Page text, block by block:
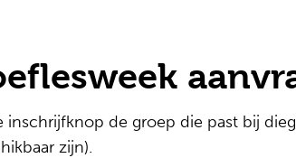
inschrijfknop de groep die past bij
zijn).